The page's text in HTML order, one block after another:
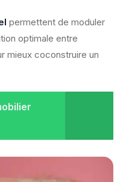
permettent de moduler
optimale entre
mieux coconstruire un